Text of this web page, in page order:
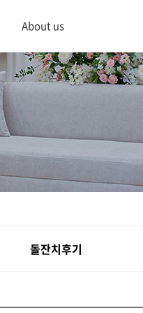
About us
About us
돌잔치후기